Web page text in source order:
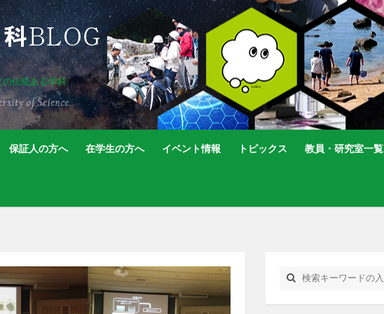
の伝統ある学科
保証人の方へ 在学生の方へ イベント情報 トピックス 教員・研究室一覧